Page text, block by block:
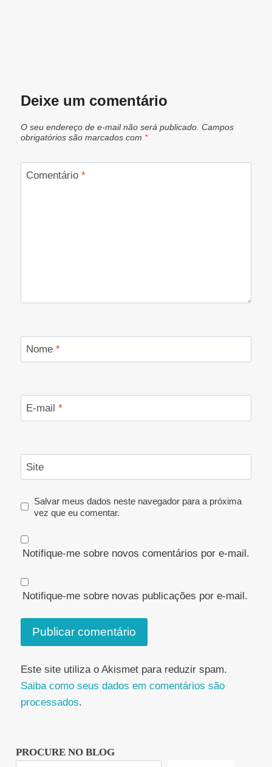
Deixe um comentário
O seu endereço de e-mail não será publicado. Campos
obrigatórios são marcados com *
Comentário *
Nome *
E-mail *
Site
Salvar meus dados neste navegador para a próxima
vez que eu comentar.
Notifique-me sobre novos comentários por e-mail.
Notifique-me sobre novas publicações por e-mail.
Este site utiliza o Akismet para reduzir spam.
Saiba como seus dados em comentários são
processados.
PROCURE NO BLOG